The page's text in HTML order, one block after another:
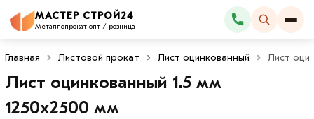
МАСТЕР СТРОЙ24
Металлопрокат опт / розница
Каталог
Главная Листовой прокат Лист оцинкованный Лист
Лист оцинкованный 1.5 мм
1250х2500 мм